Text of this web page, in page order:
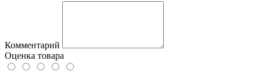
Комментарий
Оценка товара